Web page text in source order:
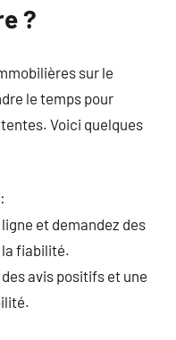
?
sur le
le temps pour
Voici quelques
et demandez des
fiabilité.
avis positifs et une